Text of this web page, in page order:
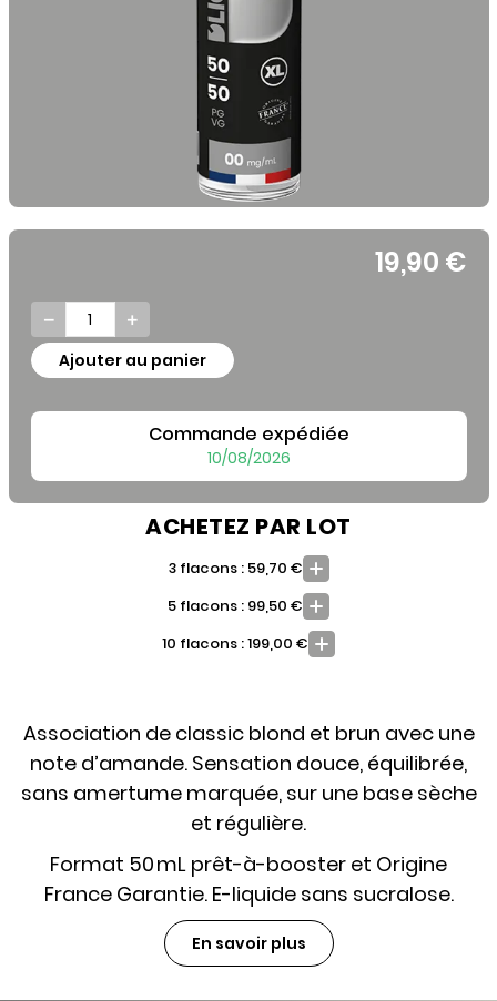
19,90 €
 
Ajouter au panier
Commande expédiée
10/08/2026
ACHETEZ PAR LOT
3 flacons : 59,70 €
5 flacons : 99,50 €
10 flacons : 199,00 €
Association de classic blond et brun avec une
note d’amande. Sensation douce, équilibrée,
sans amertume marquée, sur une base sèche
et régulière.
Format 50 mL prêt-à-booster et Origine
France Garantie. E-liquide sans sucralose.
En savoir plus